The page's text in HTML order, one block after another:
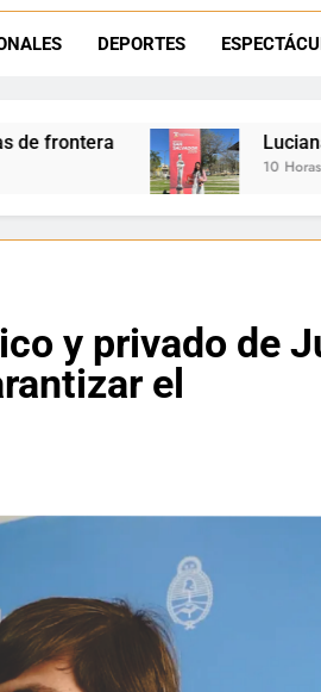
Niño en La Quiaca: el municipio
DEPORTES
Luciana Álvarez recibió el
y privado de
el